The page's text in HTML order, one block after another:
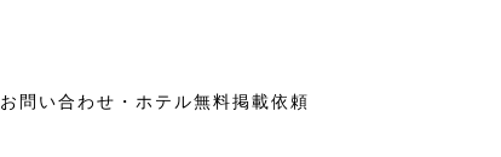
お問い合わせ・ホテル無料掲載依頼